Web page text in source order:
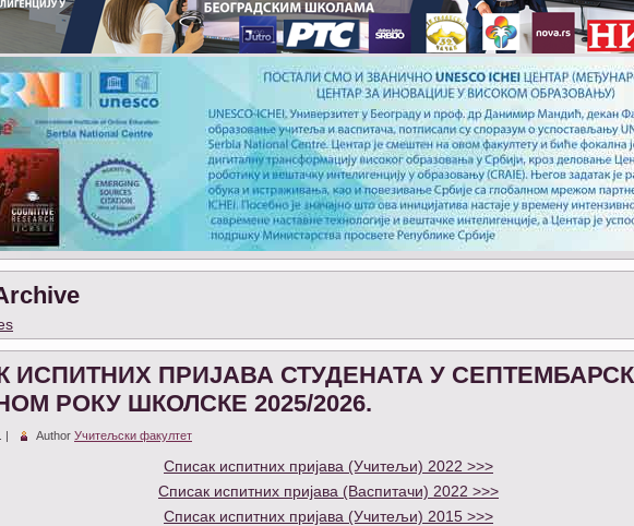
ИСПИТНИХ ПРИЈАВА СТУДЕНАТА У
РОКУ ШКОЛСКЕ 2025/2026.
| Author Учитељски факултет
Списак испитних пријава (Учитељи) 2022 >>>
Списак испитних пријава (Васпитачи) 2022 >>>
Списак испитних пријава (Учитељи) 2015 >>>